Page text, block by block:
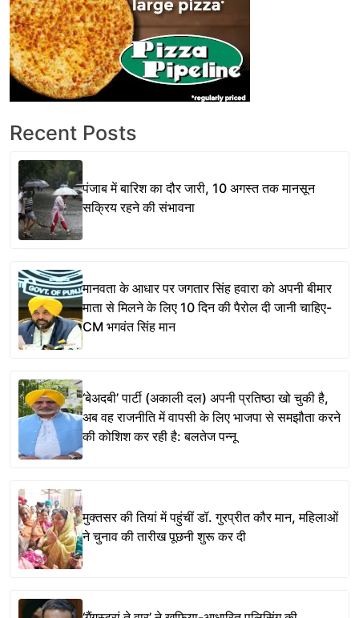
Recent Posts
पंजाब में बारिश का दौर जारी, 10 अगस्त तक मानसून
सक्रिय रहने की संभावना
मानवता के आधार पर जगतार सिंह हवारा को अपनी बीमार
माता से मिलने के लिए 10 दिन की पैरोल दी जानी चाहिए-
CM भगवंत सिंह मान
‘बेअदबी’ पार्टी (अकाली दल) अपनी प्रतिष्ठा खो चुकी है,
अब वह राजनीति में वापसी के लिए भाजपा से समझौता करने
की कोशिश कर रही है: बलतेज पन्नू
मुक्तसर की तियां में पहुंचीं डॉ. गुरप्रीत कौर मान, महिलाओं
ने चुनाव की तारीख पूछनी शुरू कर दी